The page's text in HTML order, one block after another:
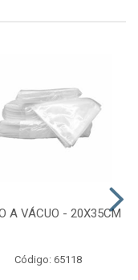
A VÁCUO - 20X35CM
Código: 65118